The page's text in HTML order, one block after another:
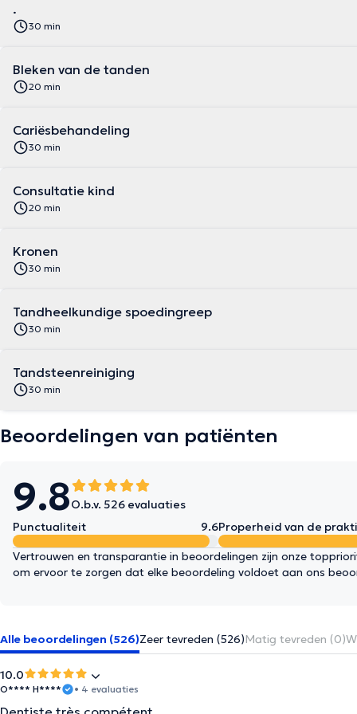
.
30 min
Bleken van de tanden
20 min
Cariësbehandeling
30 min
Consultatie kind
20 min
Kronen
30 min
Tandheelkundige spoedingreep
30 min
Tandsteenreiniging
30 min
Beoordelingen van patiënten
9.8O.b.v. 526 evaluaties
Punctualiteit
9.6Properheid van de
Vertrouwen en transparantie in beoordelingen zijn onze
om ervoor te zorgen dat elke beoordeling voldoet aan ons
Alle beoordelingen (526)Zeer tevreden (526)Matig tevreden (0)
10.0
O**** H**** • 4 evaluaties